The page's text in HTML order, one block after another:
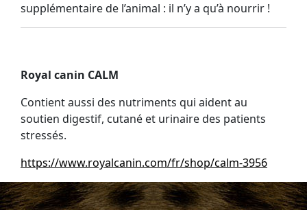
supplémentaire de l’animal : il n’y a qu’à nourrir !
Royal canin CALM
Contient aussi des nutriments qui aident au
soutien digestif, cutané et urinaire des patients
stressés.
https://www.royalcanin.com/fr/shop/calm-3956